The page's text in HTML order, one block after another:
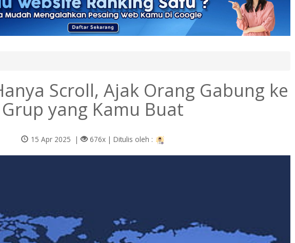
Scroll, Ajak Orang Gabung ke
Grup yang Kamu Buat
15 Apr 2025 | 676x | Ditulis oleh :